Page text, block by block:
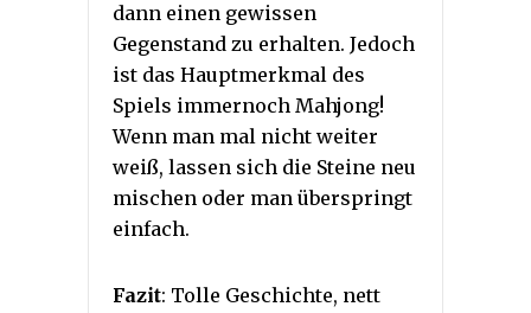
dann einen gewissen
Gegenstand zu erhalten. Jedoch
ist das Hauptmerkmal des
Spiels immernoch Mahjong!
Wenn man mal nicht weiter
weiß, lassen sich die Steine neu
mischen oder man überspringt
einfach.
Fazit: Tolle Geschichte, nett